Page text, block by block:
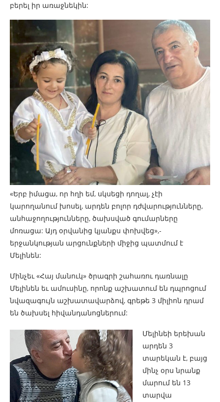
բերել իր առաջնեկին:
«Երբ իմացա, որ հղի եմ, սկսեցի դողալ, չէի
կարողանում խոսել, արդեն բոլոր դժվարությունները,
անհաջողությունները, ծախսված գումարները
մոռացա: Այդ օրվանից կյանքս փոխվեց»,-
երջանկության արցունքների միջից պատմում է
Մելինեն:
Մինչեւ «Հայ մանուկ» ծրագրի շահառու դառնալը
Մելինեն եւ ամուսինը, որոնք աշխատում են դպրոցում
նվազագույն աշխատավարձով, գրեթե 3 միլիոն դրամ
են ծախսել հիվանդանոցներում:
Մելինեի երեխան
արդեն 3
տարեկան է, բայց
մինչ օրս նրանք
մարում են 13
տարվա